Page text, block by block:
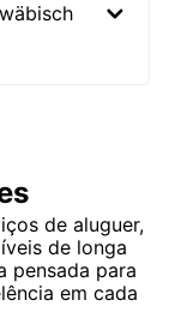
de aluguer,
de longa
pensada para
em cada